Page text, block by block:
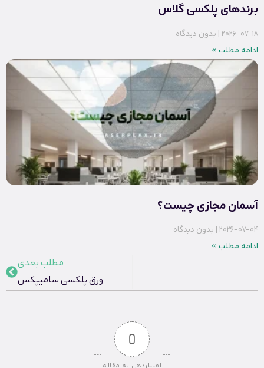
برندهای پلکسی گلاس
2026-07-18 بدون دیدگاه
ادامه مطلب »
آسمان مجازی چیست؟
2026-07-04 بدون دیدگاه
ادامه مطلب »
مطلب بعدی
ورق پلکسی سامیپکس
0
امتیازدهی به مقاله